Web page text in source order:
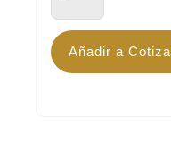
Añadir a